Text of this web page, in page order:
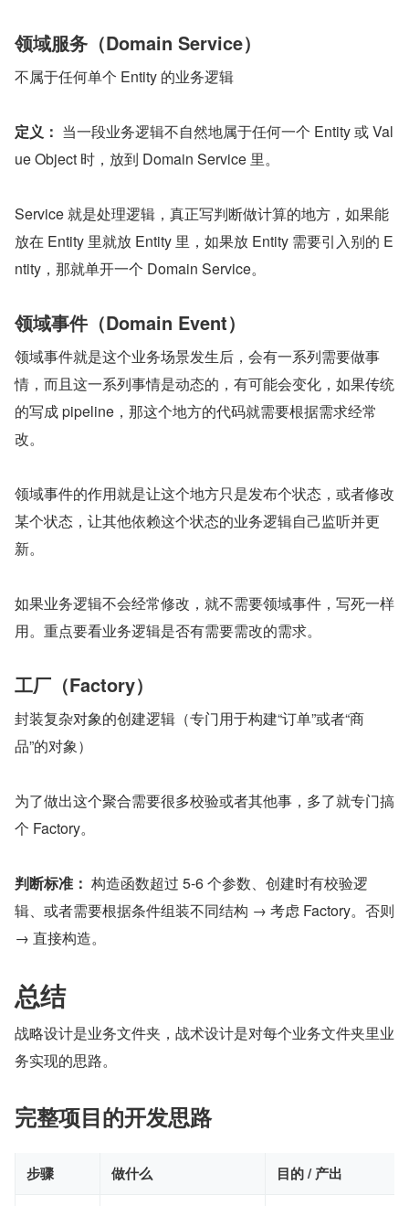
领域服务（Domain Service）
不属于任何单个 Entity 的业务逻辑
定义： 当一段业务逻辑不自然地属于任何一个 Entity 或 Val
ue Object 时，放到 Domain Service 里。
Service 就是处理逻辑，真正写判断做计算的地方，如果能
放在 Entity 里就放 Entity 里，如果放 Entity 需要引入别的 E
ntity，那就单开一个 Domain Service。
领域事件（Domain Event）
领域事件就是这个业务场景发生后，会有一系列需要做事
情，而且这一系列事情是动态的，有可能会变化，如果传统
的写成 pipeline，那这个地方的代码就需要根据需求经常
改。
领域事件的作用就是让这个地方只是发布个状态，或者修改
某个状态，让其他依赖这个状态的业务逻辑自己监听并更
新。
如果业务逻辑不会经常修改，就不需要领域事件，写死一样
用。重点要看业务逻辑是否有需要需改的需求。
工厂（Factory）
封装复杂对象的创建逻辑（专门用于构建“订单”或者“商
品”的对象）
为了做出这个聚合需要很多校验或者其他事，多了就专门搞
个 Factory。
判断标准： 构造函数超过 5-6 个参数、创建时有校验逻
辑、或者需要根据条件组装不同结构 → 考虑 Factory。否则
→ 直接构造。
总结
战略设计是业务文件夹，战术设计是对每个业务文件夹里业
务实现的思路。
完整项目的开发思路
步骤 做什么 目的 / 产出